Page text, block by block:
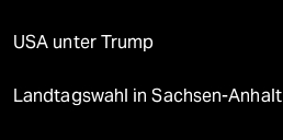
USA unter Trump
Landtagswahl in Sachsen-Anhalt